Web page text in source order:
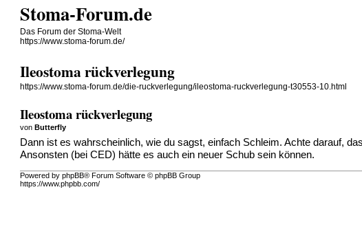
Stoma-Forum.de
Das Forum der Stoma-Welt
https://www.stoma-forum.de/
Ileostoma rückverlegung
https://www.stoma-forum.de/die-ruckverlegung/ileostoma-ruckverlegung-t30553-10.html
Ileostoma rückverlegung
vonButterfly
Dann ist es wahrscheinlich, wie du sagst, einfach Schleim. Achte darauf,
Ansonsten (bei CED) hätte es auch ein neuer Schub sein können.
Powered by phpBB® Forum Software © phpBB Group
https://www.phpbb.com/